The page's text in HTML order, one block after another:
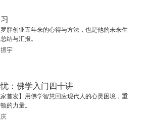
群体的群体
陪审团
胖创业五年来的心得与方法，也是他的未来生
结与汇报。
宇
忧：佛学入门四十讲
家首发】用佛学智慧回应现代人的心灵困境，重
的力量。